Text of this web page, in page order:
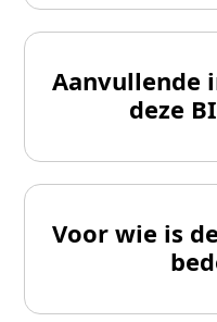
Aanvullende
deze
Voor wie is